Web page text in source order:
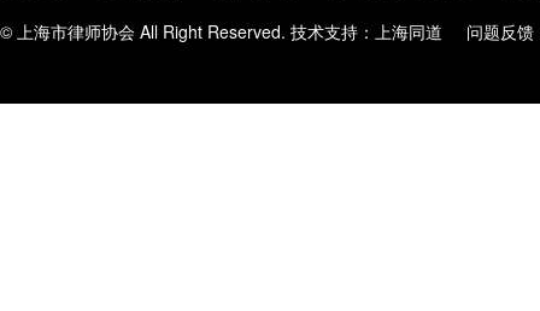
© 上海市律师协会 All Right Reserved. 技术支持： 上海同道 问题反馈